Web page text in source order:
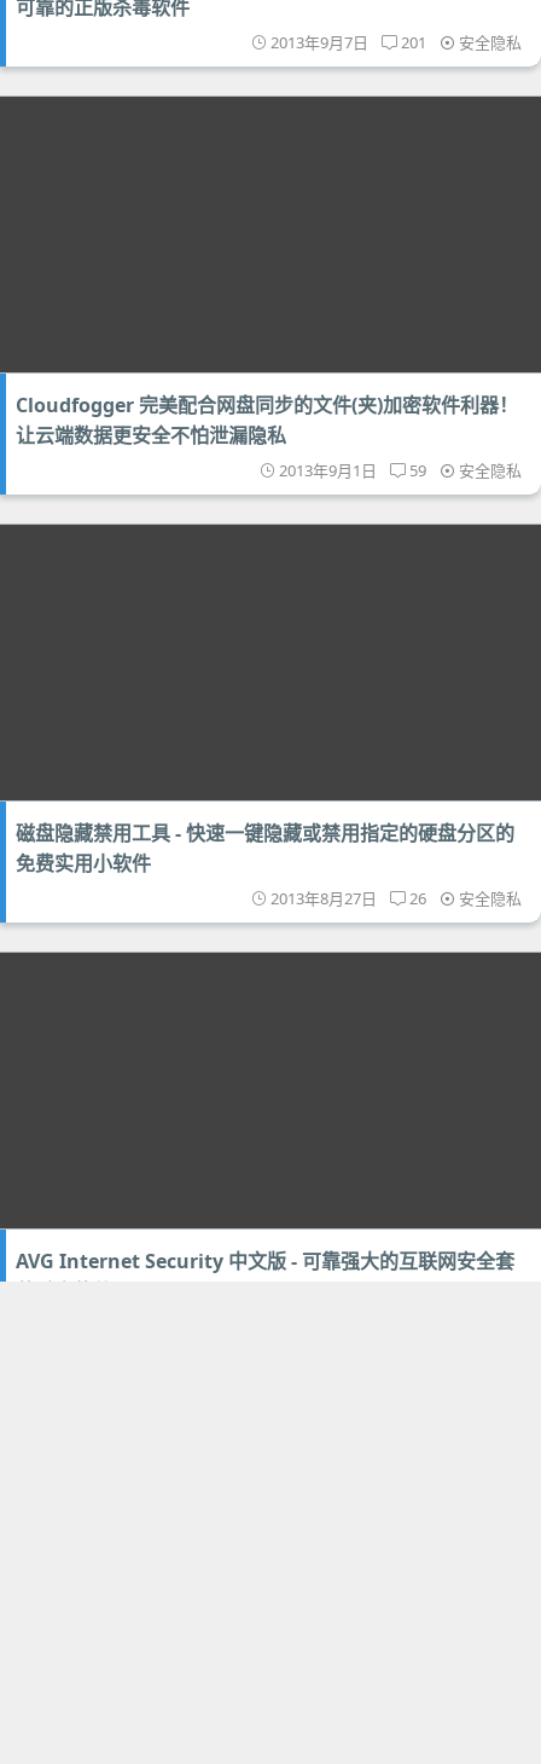
可靠的正版杀毒软件
2013年9月7日 201 安全隐私
Cloudfogger 完美配合网盘同步的文件(夹)加密软件利器！
让云端数据更安全不怕泄漏隐私
2013年9月1日 59 安全隐私
磁盘隐藏禁用工具 - 快速一键隐藏或禁用指定的硬盘分区的
免费实用小软件
2013年8月27日 26 安全隐私
AVG Internet Security 中文版 - 可靠强大的互联网安全套